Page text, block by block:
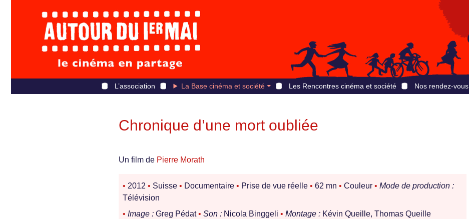
L’association La Base cinéma et société Les Rencontres cinéma et société Nos rendez-vous
Chronique d’une mort oubliée
Un film de Pierre Morath
• 2012 • Suisse • Documentaire • Prise de vue réelle • 62 mn • Couleur • Mode de production :
Télévision
• Image : Greg Pédat• Son : Nicola Binggeli • Montage : Kévin Queille, Thomas Queille